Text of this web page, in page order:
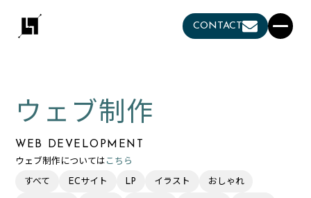
CONTACT
WEB DEVELOPMENT
ウェブ制作
ウェブ制作については こちら
すべて ECサイト LP イラスト おしゃれ